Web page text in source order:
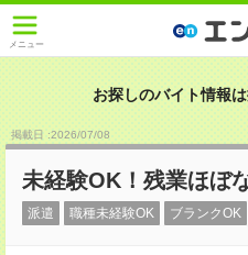
メニュー
お探しのバイト情報
掲載日 :2026/07/08
未経験OK！残業ほぼ
派遣 職種未経験OK ブランクOK